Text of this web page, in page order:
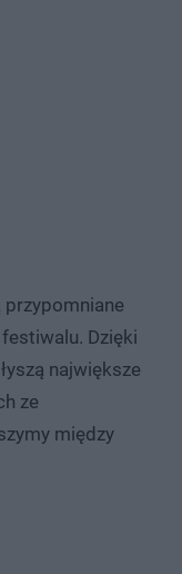
Dzięki
największe
ze
między